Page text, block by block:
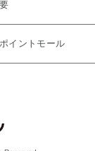
イントモール